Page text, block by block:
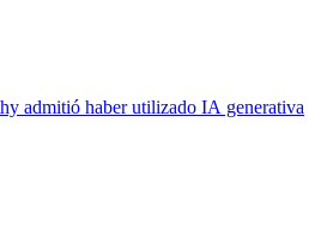
admitió haber utilizado IA generativa